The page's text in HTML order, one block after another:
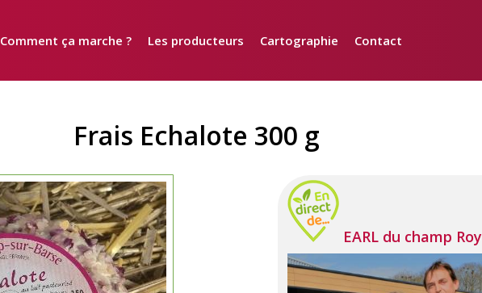
Comment ça marche ? Les producteurs Cartographie Contact
Frais Echalote 300 g
EARL du champ Roy